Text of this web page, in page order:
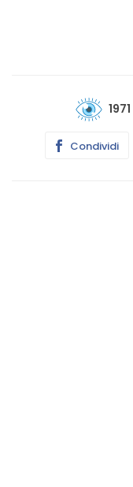
1971
Condividi